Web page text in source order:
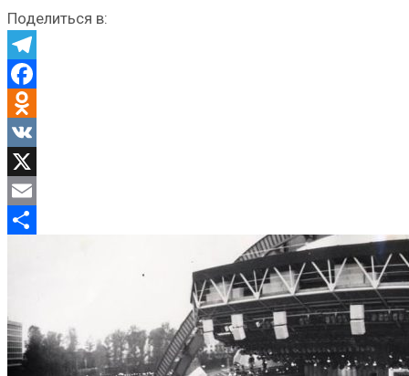
Поделиться в:
Telegram
Facebook
Odnoklassniki
VK
X
Email